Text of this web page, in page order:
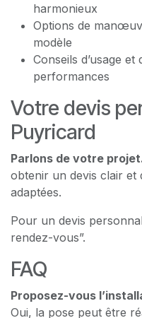
harmonieux
Options de
modèle
Conseils d’usage
performances
Votre devis
Puyricard
Parlons de votre
obtenir un devis clair et
adaptées.
Pour un devis
rendez-vous”.
FAQ
Proposez-vous
Oui, la pose peut être